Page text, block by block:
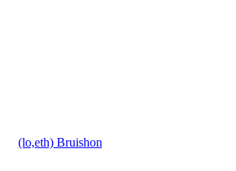
(lo,eth) Bruishon